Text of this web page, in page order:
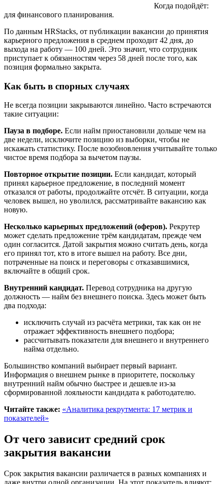
Когда подойдёт:
для финансового планирования.
По данным HRStacks, от публикации вакансии до принятия
карьерного предложения в среднем проходит 42 дня, до
выхода на работу — 100 дней. Это значит, что сотрудник
приступает к обязанностям через 58 дней после того, как
позиция формально закрыта.
Как быть в спорных случаях
Не всегда позиции закрываются линейно. Часто встречаются
такие ситуации:
Пауза в подборе. Если найм приостановили дольше чем на
две недели, исключите позицию из выборки, чтобы не
искажать статистику. После возобновления учитывайте только
чистое время подбора за вычетом паузы.
Повторное открытие позиции. Если кандидат, который
принял карьерное предложение, в последний момент
отказался от работы, продолжайте отсчёт. В ситуации, когда
человек вышел, но уволился, рассматривайте вакансию как
новую.
Несколько карьерных предложений (оферов). Рекрутер
может сделать предложение трём кандидатам, прежде чем
один согласится. Датой закрытия можно считать день, когда
его принял тот, кто в итоге вышел на работу. Все дни,
потраченные на поиск и переговоры с отказавшимися,
включайте в общий срок.
Внутренний кандидат. Перевод сотрудника на другую
должность — найм без внешнего поиска. Здесь может быть
два подхода:
исключить случай из расчёта метрики, так как он не
отражает эффективность внешнего подбора;
рассчитывать показатели для внешнего и внутреннего
найма отдельно.
Большинство компаний выбирает первый вариант.
Информация о внешнем рынке в приоритете, поскольку
внутренний найм обычно быстрее и дешевле из-за
сформированной лояльности кандидата к работодателю.
Читайте также: «Аналитика рекрутмента: 17 метрик и
показателей»
От чего зависит средний срок
закрытия вакансии
Срок закрытия вакансии различается в разных компаниях и